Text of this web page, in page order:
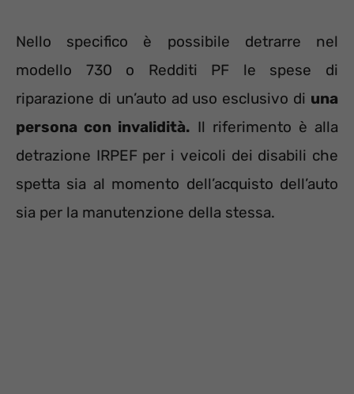
Nello specifico è possibile detrarre nel
modello 730 o Redditi PF le spese di
riparazione di un’auto ad uso esclusivo di una
persona con invalidità. Il riferimento è alla
detrazione IRPEF per i veicoli dei disabili che
spetta sia al momento dell’acquisto dell’auto
sia per la manutenzione della stessa.